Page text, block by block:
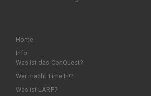
Home
Info
Was ist das ConQuest?
Wer macht Time In!?
Was ist LARP?